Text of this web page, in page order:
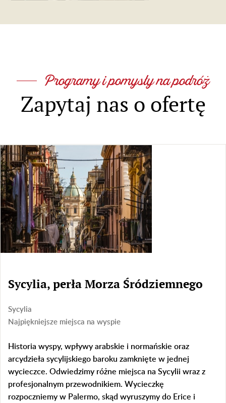
Programy i pomysły na podróż
Zapytaj nas o ofertę
Sycylia, perła Morza Śródziemnego
Sycylia
Najpiękniejsze miejsca na wyspie
Historia wyspy, wpływy arabskie i normańskie oraz
arcydzieła sycylijskiego baroku zamknięte w jednej
wycieczce. Odwiedzimy różne miejsca na Sycylii wraz z
profesjonalnym przewodnikiem. Wycieczkę
rozpoczniemy w Palermo, skąd wyruszymy do Erice i